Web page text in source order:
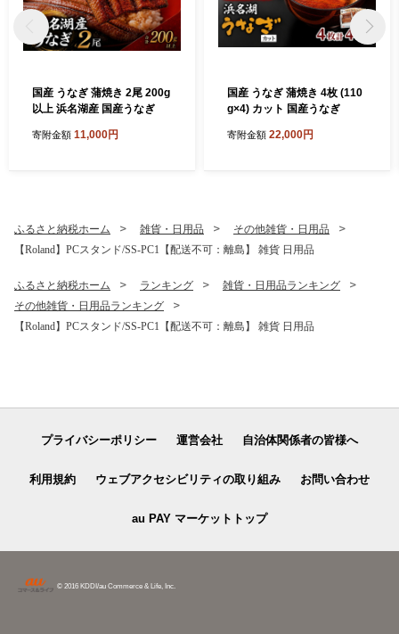
国産 うなぎ 蒲焼き 2尾 200g
以上 浜名湖産 国産うなぎ
寄附金額 11,000円
国産 うなぎ 蒲焼き 4枚 (110
g×4) カット 国産うなぎ
寄附金額 22,000円
ふるさと納税ホーム 雑貨・日用品
その他雑貨・日用品
【Roland】PCスタンド/SS-PC1【配送不可：離島】 雑貨 日用品
ふるさと納税ホーム ランキング
雑貨・日用品ランキング
その他雑貨・日用品ランキング
【Roland】PCスタンド/SS-PC1【配送不可：離島】 雑貨 日用品
プライバシーポリシー 運営会社 自治体関係者の皆様へ
利用規約 ウェブアクセシビリティの取り組み お問い合わせ
au PAY マーケットトップ
© 2016 KDDI/au Commerce & Life, Inc.